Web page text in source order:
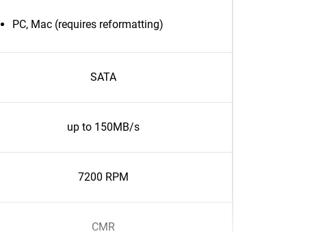
PC, Mac (requires reformatting)
SATA
up to 150MB/s
7200 RPM
CMR